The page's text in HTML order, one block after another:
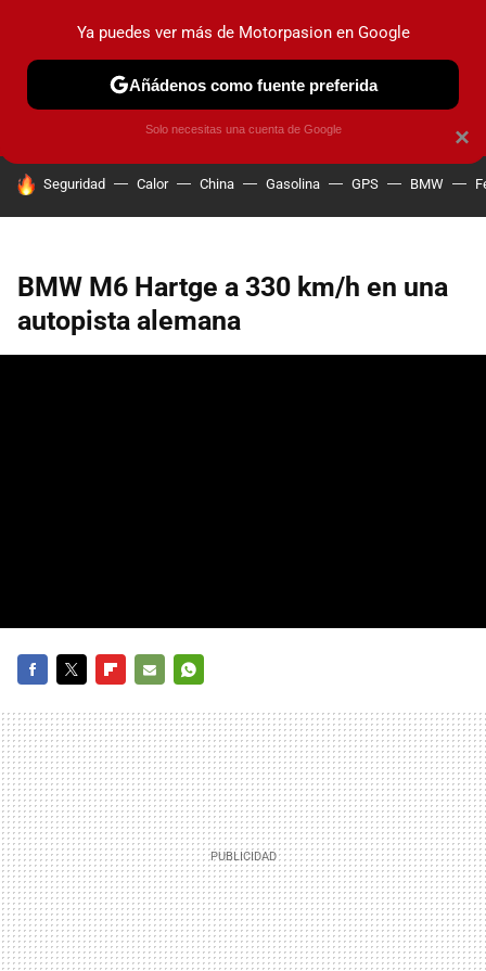
PRUEBAS COCHES ELÉCTRICOS OBSERVATORIO
HOY SE HABLA DE
Seguridad Calor China Gasolina GPS BMW
BMW M6 Hartge a 330 km/h en una
autopista alemana
MAIL
×
Ya puedes ver más de Motorpasion en Google
Añádenos como fuente preferida
Solo necesitas una cuenta de Google